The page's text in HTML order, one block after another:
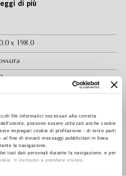
file informatici necessari alla corretta
possono essere utilizzati anche cookie
impiegati cookie di profilazione - di terze parti
al fine di inviarti messaggi pubblicitari in linea
la navigazione.
tuoi dati personali durante la navigazione, e per
ti invitiamo a prendere visione
parola e di una ragione umanistica
che coinvolge tutti, per
tabù della guerra al pari
edizione a cura di Alessandra
inediti, ripropone l’urgenza di
di più
x 198.0
2022
Grandelis